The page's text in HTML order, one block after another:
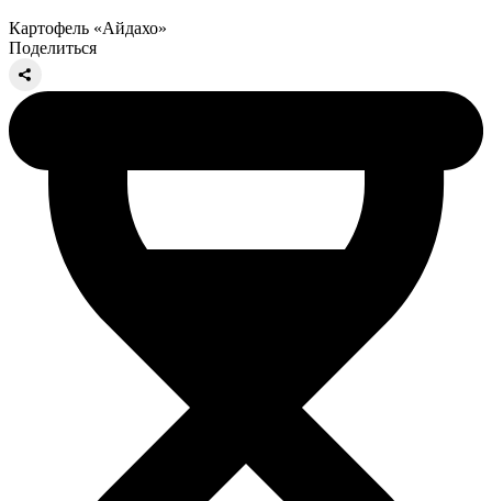
Картофель «Айдахо»
Поделиться